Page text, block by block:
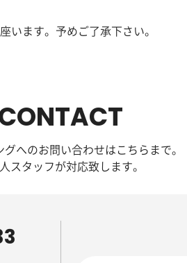
います。予めご了承下さい。
グへのお問い合わせはこちらまで。
スタッフが対応致します。